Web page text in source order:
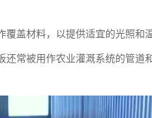
盖材料，以提供适宜的光照和
常被用作农业灌溉系统的管道